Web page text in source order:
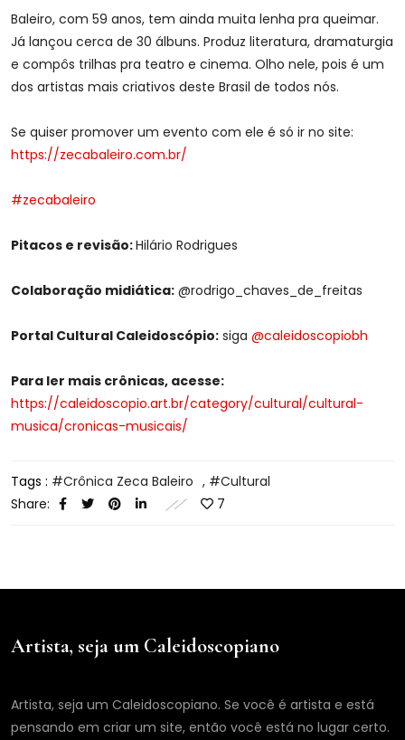
Baleiro, com 59 anos, tem ainda muita lenha pra queimar.
Já lançou cerca de 30 álbuns. Produz literatura, dramaturgia
e compôs trilhas pra teatro e cinema. Olho nele, pois é um
dos artistas mais criativos deste Brasil de todos nós.
Se quiser promover um evento com ele é só ir no site:
https://zecabaleiro.com.br/
#zecabaleiro
Pitacos e revisão:Hilário Rodrigues
Colaboração midiática: @rodrigo_chaves_de_freitas
Portal Cultural Caleidoscópio: siga @caleidoscopiobh
Para ler mais crônicas, acesse:
https://caleidoscopio.art.br/category/cultural/cultural-
musica/cronicas-musicais/
Tags : Crônica Zeca Baleiro ,
Cultural
Share:
7
Artista, seja um Caleidoscopiano
Artista, seja um Caleidoscopiano. Se você é artista e está
pensando em criar um site, então você está no lugar certo.